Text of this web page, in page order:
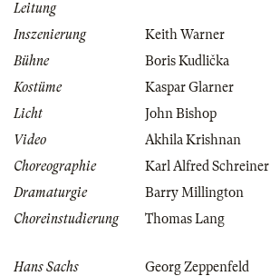
Leitung
Inszenierung
Keith Warner
Bühne
Boris Kudlička
Kostüme
Kaspar Glarner
Licht
John Bishop
Video
Akhila Krishnan
Choreographie
Karl Alfred Schreiner
Dramaturgie
Barry Millington
Choreinstudierung
Thomas Lang
Hans Sachs
Georg Zeppenfeld